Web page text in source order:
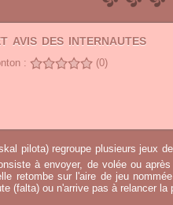
avis des internautes
: (0)
pilota) regroupe plusieurs jeux
à envoyer, de volée ou
retombe sur l'aire de jeu
(falta) ou n'arrive pas à relancer la